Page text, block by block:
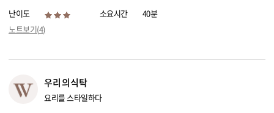
난이도 소요시간
40분
노트보기(4)
우리의식탁
요리를 스타일하다